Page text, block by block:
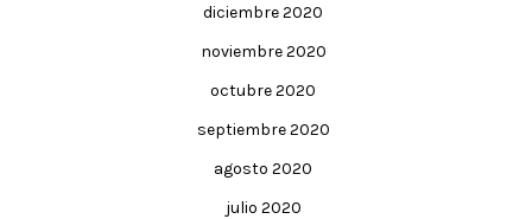
diciembre 2020
noviembre 2020
octubre 2020
septiembre 2020
agosto 2020
julio 2020